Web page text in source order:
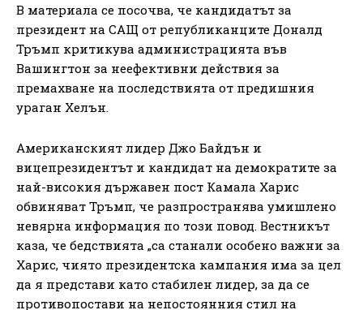
В материала се посочва, че кандидатът за
президент на САЩ от републиканците Доналд
Тръмп критикува администрацията във
Вашингтон за неефективни действия за
премахване на последствията от предишния
ураган Хелън.
Американският лидер Джо Байдън и
вицепрезидентът и кандидат на демократите за
най-високия държавен пост Камала Харис
обвиняват Тръмп, че разпространява умишлено
невярна информация по този повод. Вестникът
каза, че бедствията „са станали особено важни за
Харис, чиято президентска кампания има за цел
да я представи като стабилен лидер, за да се
противопостави на непостоянния стил на